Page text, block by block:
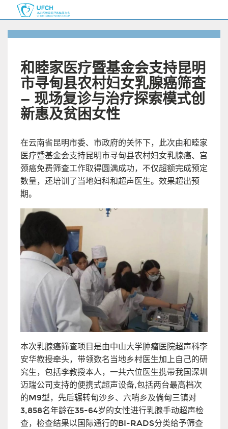
和睦家医疗暨基金会支持昆明
市寻甸县农村妇女乳腺癌筛查
— 现场复诊与治疗探索模式创
新惠及贫困女性
在云南省昆明市委、市政府的关怀下，此次由和睦家
医疗暨基金会支持昆明市寻甸县农村妇女乳腺癌、宫
颈癌免费筛查工作取得圆满成功，不仅超额完成预定
数量，还培训了当地妇科和超声医生。效果超出预
期。
本次乳腺癌筛查项目是由中山大学肿瘤医院超声科李
安华教授牵头，带领数名当地乡村医生加上自己的研
究生，包括李教授本人，一共六位医生携带我国深圳
迈瑞公司支持的便携式超声设备,包括两台最高档次
的M9型，先后辗转甸沙乡、六哨乡及倘甸三镇对
3,858名年龄在35-64岁的女性进行乳腺手动超声检
查，检查结果以国际通行的BI-RADS分类给予筛查